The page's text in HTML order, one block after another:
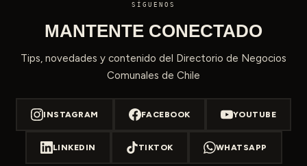
SÍGUENOS
MANTENTE CONECTADO
Tips, novedades y contenido del Directorio de Negocios
Comunales de Chile
INSTAGRAM FACEBOOK YOUTUBE
LINKEDIN TIKTOK WHATSAPP